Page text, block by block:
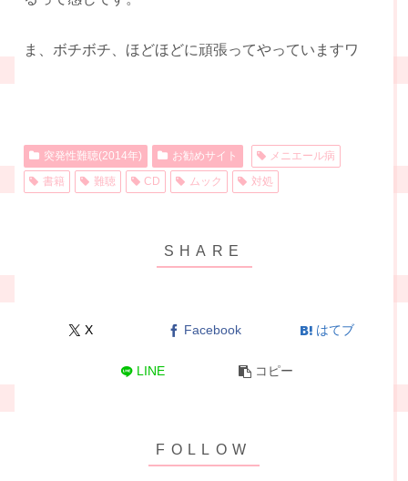
ま、ボチボチ、ほどほどに頑張ってやっていますワ
突発性難聴(2014年) お勧めサイト
メニエール病
書籍
難聴 CD ムック 対処
X Facebook はてブ
LINE コピー